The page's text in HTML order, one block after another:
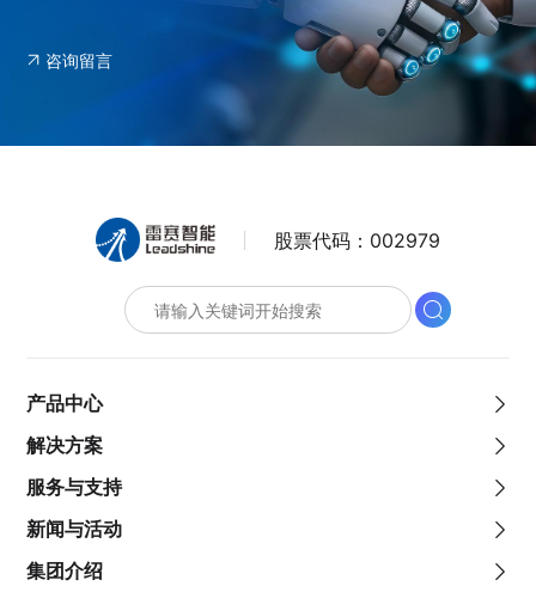
咨询留言
股票代码： 002979
产品中心
解决方案
服务与支持
新闻与活动
集团介绍